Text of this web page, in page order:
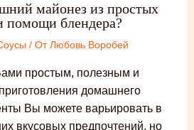
майонез из простых
помощи блендера?
/ ОтЛюбовь Воробей
простым, полезным и
домашнего
Вы можете варьировать в
вкусовых предпочтений, но